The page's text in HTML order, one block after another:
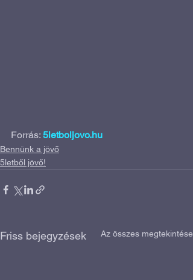
Forrás: 5letboljovo.hu
Bennünk a jövő
5letből jövő!
Friss bejegyzések Az összes megtekintése